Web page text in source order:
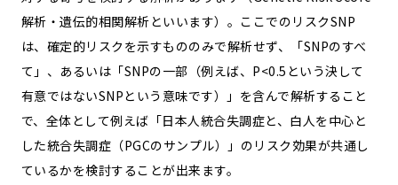
解析・遺伝的相関解析といいます）。ここでのリスクSNP
は、確定的リスクを示すもののみで解析せず、「SNPのすべ
て」、あるいは「SNPの一部（例えば、P<0.5という決して
有意ではないSNPという意味です）」を含んで解析すること
で、全体として例えば「日本人統合失調症と、白人を中心と
した統合失調症（PGCのサンプル）」のリスク効果が共通し
ているかを検討することが出来ます。